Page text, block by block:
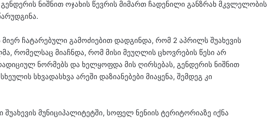
ნიშნით ოჯახის წევრის მიმართ ჩადენილი განზრახ მკვლელობის
მიერ ჩატარებული გამოძიებით დადგინდა, რომ 2 აპრილს შუახევის
რომელსაც მიაჩნდა, რომ მისი მეუღლის ცხოვრების წესი არ
ნორმებს და ხელყოფდა მის ღირსებას, გენდერის ნიშნით
სხვადასხვა არეში დაზიანებები მიაყენა, შემდეგ კი
მუნიციპალიტეტში, სოფელ ნენიის ტერიტორიაზე იქნა